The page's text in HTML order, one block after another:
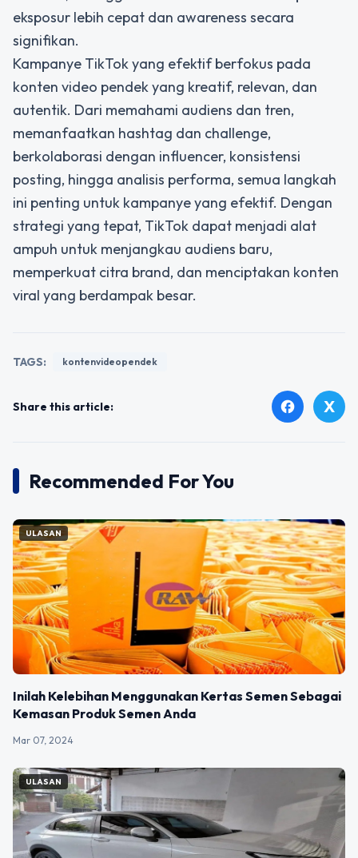
eksposur lebih cepat dan awareness secara
signifikan.
Kampanye TikTok yang efektif berfokus pada
konten video pendekyang kreatif, relevan, dan
autentik. Dari memahami audiens dan tren,
memanfaatkan hashtag dan challenge,
berkolaborasi dengan influencer, konsistensi
posting, hingga analisis performa, semua langkah
ini penting untuk kampanye yang efektif. Dengan
strategi yang tepat, TikTok dapat menjadi alat
ampuh untuk menjangkau audiens baru,
memperkuat citra brand, dan menciptakan konten
viral yang berdampak besar.
TAGS: kontenvideopendek
Share this article: facebook X
Recommended For You
ULASAN
Inilah Kelebihan Menggunakan Kertas Semen Sebagai
Kemasan Produk Semen Anda
Mar 07, 2024
ULASAN